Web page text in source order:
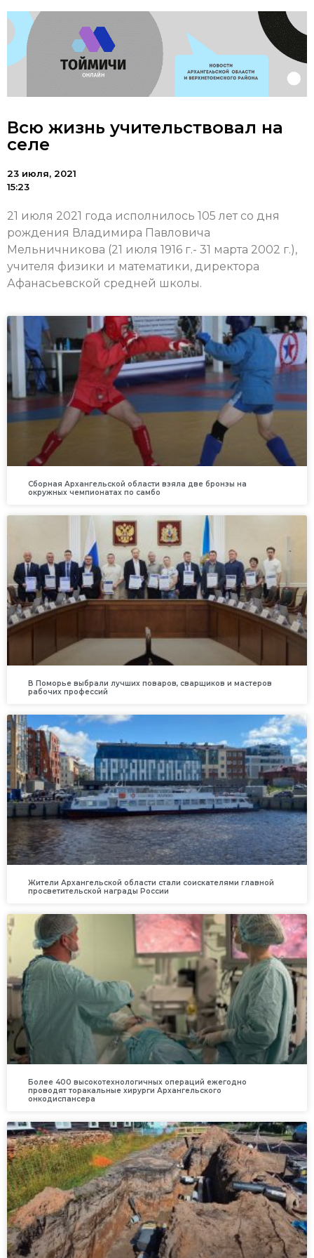
Всю жизнь учительствовал на
селе
23 июля, 2021
15:23
21 июля 2021 года исполнилось 105 лет со дня
рождения Владимира Павловича
Мельничникова (21 июля 1916 г.- 31 марта 2002 г.),
учителя физики и математики, директора
Афанасьевской средней школы.
Сборная Архангельской области взяла две бронзы на
окружных чемпионатах по самбо
В Поморье выбрали лучших поваров, сварщиков и мастеров
рабочих профессий
Жители Архангельской области стали соискателями главной
просветительской награды России
Более 400 высокотехнологичных операций ежегодно
проводят торакальные хирурги Архангельского
онкодиспансера